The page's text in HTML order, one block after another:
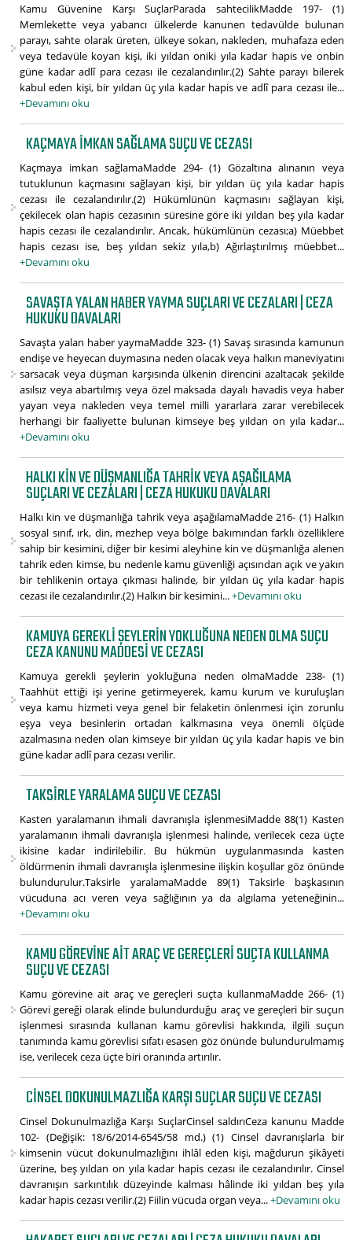
Kamu Güvenine Karşı SuçlarParada sahtecilikMadde 197- (1)
Memlekette veya yabancı ülkelerde kanunen tedavülde bulunan
parayı, sahte olarak üreten, ülkeye sokan, nakleden, muhafaza eden
veya tedavüle koyan kişi, iki yıldan oniki yıla kadar hapis ve onbin
güne kadar adlî para cezası ile cezalandırılır.(2) Sahte parayı bilerek
kabul eden kişi, bir yıldan üç yıla kadar hapis ve adlî para cezası ile...
+Devamını oku
KAÇMAYA IMKAN SAĞLAMA SUÇU VE CEZASI
Kaçmaya imkan sağlamaMadde 294- (1) Gözaltına alınanın veya
tutuklunun kaçmasını sağlayan kişi, bir yıldan üç yıla kadar hapis
cezası ile cezalandırılır.(2) Hükümlünün kaçmasını sağlayan kişi,
çekilecek olan hapis cezasının süresine göre iki yıldan beş yıla kadar
hapis cezası ile cezalandırılır. Ancak, hükümlünün cezası;a) Müebbet
hapis cezası ise, beş yıldan sekiz yıla,b) Ağırlaştırılmış müebbet...
+Devamını oku
SAVAŞTA YALAN HABER YAYMA SUÇLARI VE CEZALARI | CEZA
HUKUKU DAVALARI
Savaşta yalan haber yaymaMadde 323- (1) Savaş sırasında kamunun
endişe ve heyecan duymasına neden olacak veya halkın maneviyatını
sarsacak veya düşman karşısında ülkenin direncini azaltacak şekilde
asılsız veya abartılmış veya özel maksada dayalı havadis veya haber
yayan veya nakleden veya temel milli yararlara zarar verebilecek
herhangi bir faaliyette bulunan kimseye beş yıldan on yıla kadar...
+Devamını oku
HALKI KIN VE DÜŞMANLIĞA TAHRIK VEYA AŞAĞILAMA
SUÇLARI VE CEZALARI | CEZA HUKUKU DAVALARI
Halkı kin ve düşmanlığa tahrik veya aşağılamaMadde 216- (1) Halkın
sosyal sınıf, ırk, din, mezhep veya bölge bakımından farklı özelliklere
sahip bir kesimini, diğer bir kesimi aleyhine kin ve düşmanlığa alenen
tahrik eden kimse, bu nedenle kamu güvenliği açısından açık ve yakın
bir tehlikenin ortaya çıkması halinde, bir yıldan üç yıla kadar hapis
cezası ile cezalandırılır.(2) Halkın bir kesimini...+Devamını oku
KAMUYA GEREKLI ŞEYLERIN YOKLUĞUNA NEDEN OLMA SUÇU
CEZA KANUNU MADDESI VE CEZASI
Kamuya gerekli şeylerin yokluğuna neden olmaMadde 238- (1)
Taahhüt ettiği işi yerine getirmeyerek, kamu kurum ve kuruluşları
veya kamu hizmeti veya genel bir felaketin önlenmesi için zorunlu
eşya veya besinlerin ortadan kalkmasına veya önemli ölçüde
azalmasına neden olan kimseye bir yıldan üç yıla kadar hapis ve bin
güne kadar adlî para cezası verilir.
TAKSIRLE YARALAMA SUÇU VE CEZASI
Kasten yaralamanın ihmali davranışla işlenmesiMadde 88(1) Kasten
yaralamanın ihmali davranışla işlenmesi halinde, verilecek ceza üçte
ikisine kadar indirilebilir. Bu hükmün uygulanmasında kasten
öldürmenin ihmali davranışla işlenmesine ilişkin koşullar göz önünde
bulundurulur.Taksirle yaralamaMadde 89(1) Taksirle başkasının
vücuduna acı veren veya sağlığının ya da algılama yeteneğinin...
+Devamını oku
KAMU GÖREVINE AIT ARAÇ VE GEREÇLERI SUÇTA KULLANMA
SUÇU VE CEZASI
Kamu görevine ait araç ve gereçleri suçta kullanmaMadde 266- (1)
Görevi gereği olarak elinde bulundurduğu araç ve gereçleri bir suçun
işlenmesi sırasında kullanan kamu görevlisi hakkında, ilgili suçun
tanımında kamu görevlisi sıfatı esasen göz önünde bulundurulmamış
ise, verilecek ceza üçte biri oranında artırılır.
CINSEL DOKUNULMAZLIĞA KARŞI SUÇLAR SUÇU VE CEZASI
Cinsel Dokunulmazlığa Karşı SuçlarCinsel saldırıCeza kanunu Madde
102- (Değişik: 18/6/2014-6545/58 md.) (1) Cinsel davranışlarla bir
kimsenin vücut dokunulmazlığını ihlâl eden kişi, mağdurun şikâyeti
üzerine, beş yıldan on yıla kadar hapis cezası ile cezalandırılır. Cinsel
davranışın sarkıntılık düzeyinde kalması hâlinde iki yıldan beş yıla
kadar hapis cezası verilir.(2) Fiilin vücuda organ veya...+Devamını oku